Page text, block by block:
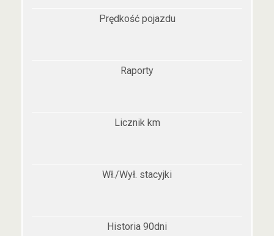
Prędkość pojazdu
Raporty
Licznik km
Wł./Wył. stacyjki
Historia 90dni